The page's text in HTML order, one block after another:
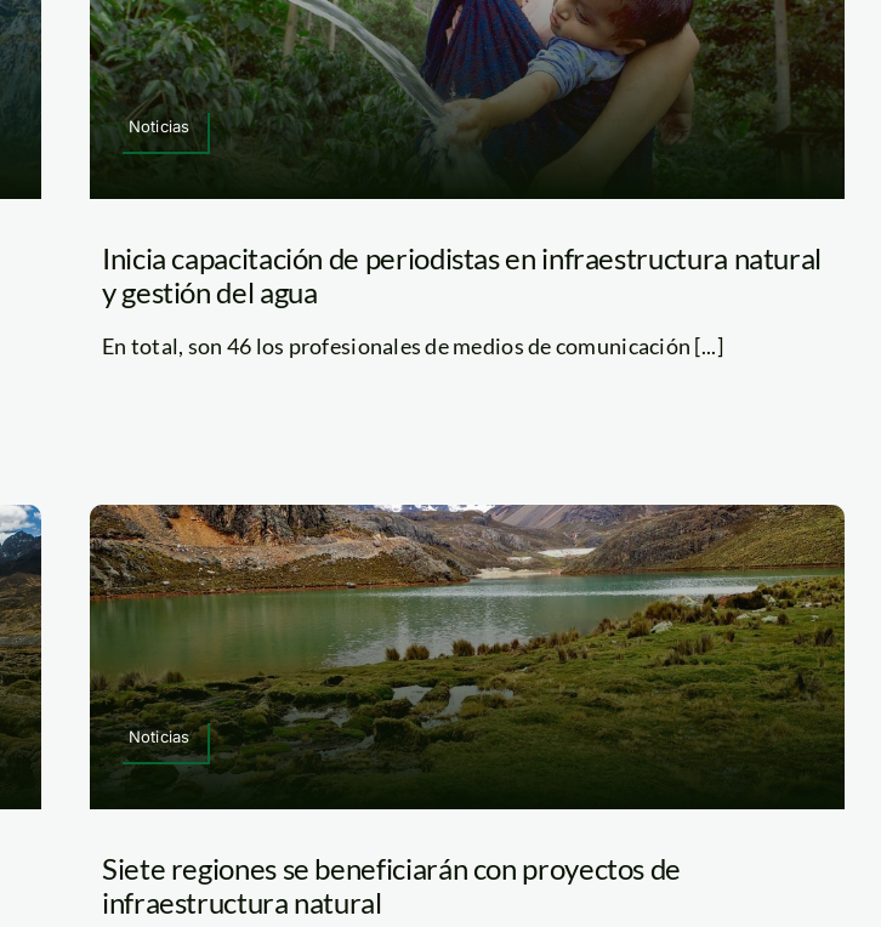
Noticias
Inicia capacitación de periodistas en infraestructura natural
y gestión del agua
En total, son 46 los profesionales de medios de comunicación [...]
Noticias
Siete regiones se beneficiarán con proyectos de
infraestructura natural